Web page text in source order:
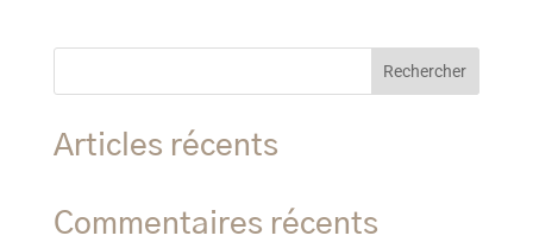
Rechercher
Articles récents
Commentaires récents